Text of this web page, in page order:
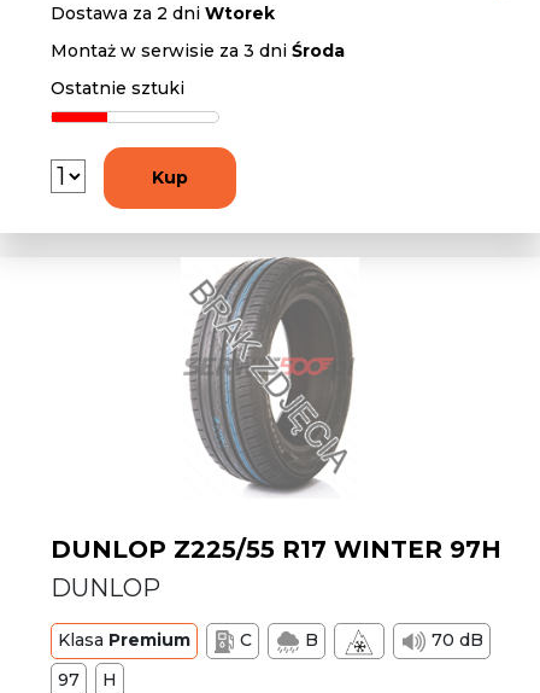
Dostawa za 2 dniWtorek
Montaż w serwisie za 3 dniŚroda
Ostatnie sztuki
Kup
DUNLOP Z225/55 R17 WINTER 97H
DUNLOP
Klasa Premium C B
70 dB
97
H